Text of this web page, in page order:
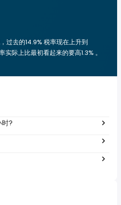
过去的14.9% 税率现在上升到
际上比最初看起来的要高1.3% 。
?